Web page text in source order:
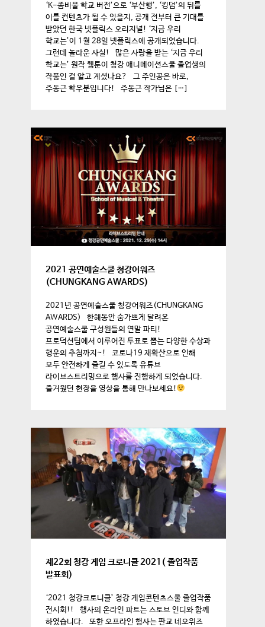
‘K-좀비물 학교 버전’으로 ‘부산행’, ‘킹덤’의 뒤를
이를 컨텐츠가 될 수 있을지, 공개 전부터 큰 기대를
받았던 한국 넷플릭스 오리지널! ‘지금 우리
학교는’이 1월 28일 넷플릭스에 공개되었습니다.
그런데 놀라운 사실! 많은 사랑을 받는 ‘지금 우리
학교는’ 원작 웹툰이 청강 애니메이션스쿨 졸업생의
작품인 걸 알고 계셨나요? 그 주인공은 바로,
주동근 학우분입니다! 주동근 작가님은 […]
2021 공연예술스쿨 청강어워즈
(CHUNGKANG AWARDS)
2021년 공연예술스쿨 청강어워즈(CHUNGKANG
AWARDS) 한해동안 숨가쁘게 달려온
공연예술스쿨 구성원들의 연말 파티!
프로덕션팀에서 이루어진 투표로 뽑는 다양한 수상과
행운의 추첨까지~! 코로나19 재확산으로 인해
모두 안전하게 즐길 수 있도록 유튜브
라이브스트리밍으로 행사를 진행하게 되었습니다.
즐거웠던 현장을 영상을 통해 만나보세요!
제22회 청강 게임 크로니클 2021( 졸업작품
발표회)
‘2021 청강크로니클’ 청강 게임콘텐츠스쿨 졸업작품
전시회!! 행사의 온라인 파트는 스토브 인디와 함께
하였습니다. 또한 오프라인 행사는 판교 네오위즈